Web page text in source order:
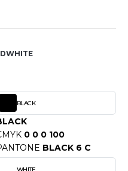
WHITE
BLACK
0 0 0 100
BLACK 6 C
WHITE